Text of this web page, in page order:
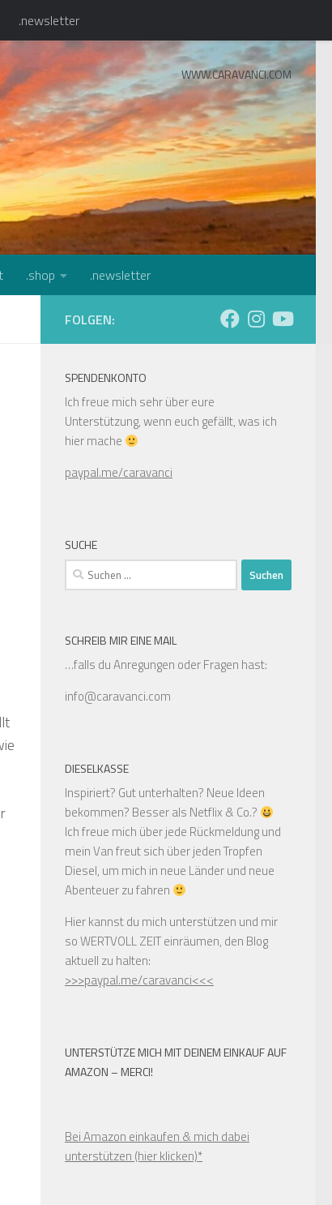
.newsletter
WWW.CARAVANCI.COM
.shop .newsletter
FOLGEN:
SPENDENKONTO
Ich freue mich sehr über eure
Unterstützung, wenn euch gefällt, was ich
hier mache
paypal.me/caravanci
SUCHE
Suchen
nach:
SCHREIB MIR EINE MAIL
…falls du Anregungen oder Fragen hast:
info@caravanci.com
DIESELKASSE
Inspiriert? Gut unterhalten? Neue Ideen
bekommen? Besser als Netflix & Co.?
Ich freue mich über jede Rückmeldung und
mein Van freut sich über jeden Tropfen
Diesel, um mich in neue Länder und neue
Abenteuer zu fahren
Hier kannst du mich unterstützen und mir
so WERTVOLL ZEIT einräumen, den Blog
aktuell zu halten:
>>>paypal.me/caravanci<<<
UNTERSTÜTZE MICH MIT DEINEM EINKAUF AUF
AMAZON – MERCI!
Bei Amazon einkaufen & mich dabei
unterstützen (hier klicken)*